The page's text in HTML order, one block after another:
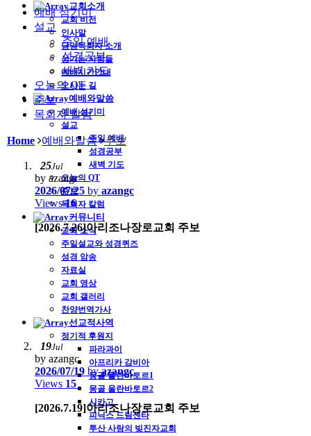
교회소개
교회 비전
인사말
담임목회자 소개
섬기는 사람들
예배시간안내
오시는 길
예배와말씀
예배 섬기미
설교
주일 예배
성경공부
새벽 기도
오늘의 QT
주보
목회자 칼럼
커뮤니티
교회 소식
주일설교와 성경퀴즈
성경 암송
자료실
교회 영상
교회 갤러리
찬양번역가사
선교적사역
정기적 후원지
파라과이
아프리카 감비아
몽골 울란바토르1
몽골 울란바토르2
시카고
피닉스 드림센타
투산 사랑의 빚진자교회
예배 섬기미
설교
주일 예배
성경공부
새벽 기도
오늘의 QT
주보
목회자 칼럼
Home 예배와말씀 주보
25Jul
by azangc
2026/07/25 by azangc
Views16
[2026.7.26]아리조나장로교회 주보
19Jul
by azangc
2026/07/19 byazangc
Views 15
[2026.7.19]아리조나장로교회 주보